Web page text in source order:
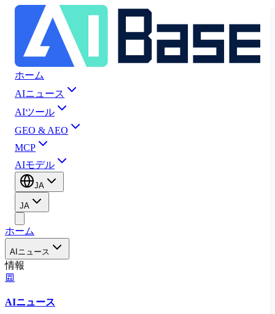
ホーム
AIニュース
AIツール
GEO & AEO
MCP
AIモデル
JA
JA
ホーム
AIニュース
情報
AIニュース